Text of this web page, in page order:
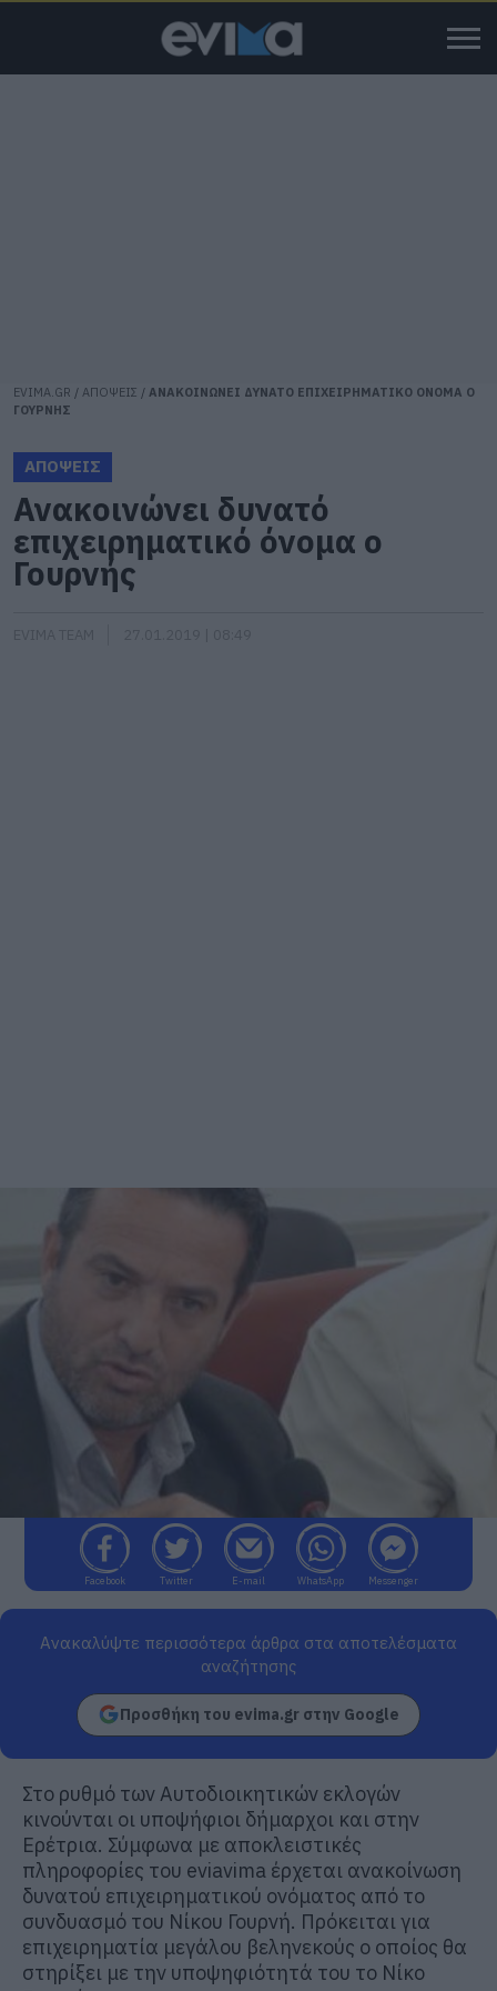
EVIMA.GR / ΑΠΟΨΕΙΣ / ΑΝΑΚΟΙΝΩΝΕΙ ΔΥΝΑΤΟ ΕΠΙΧΕΙΡΗΜΑΤΙΚΟ ΟΝΟΜΑ Ο
ΓΟΥΡΝΗΣ
ΑΠΟΨΕΙΣ
Ανακοινώνει δυνατό
επιχειρηματικό όνομα ο
Γουρνής
Facebook Twitter E-mail WhatsApp Messenger
Ανακαλύψτε περισσότερα άρθρα στα αποτελέσματα
αναζήτησης
Προσθήκη του evima.gr στην Google
Στο ρυθμό των Αυτοδιοικητικών εκλογών
κινούνται οι υποψήφιοι δήμαρχοι και στην
Ερέτρια. Σύμφωνα με αποκλειστικές
πληροφορίες του eviavima έρχεται ανακοίνωση
δυνατού επιχειρηματικού ονόματος από το
συνδυασμό του Νίκου Γουρνή. Πρόκειται για
επιχειρηματία μεγάλου βεληνεκούς ο οποίος θα
στηρίξει με την υποψηφιότητά του το Νίκο